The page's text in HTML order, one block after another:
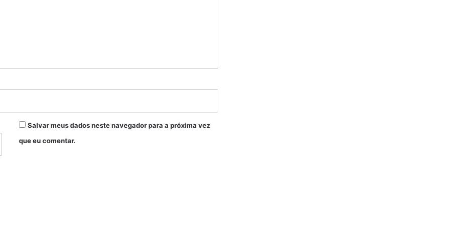
Salvar meus dados neste navegador para a próxima vez
que eu comentar.